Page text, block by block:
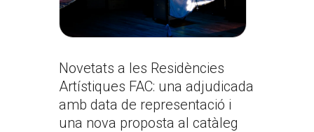
Novetats a les Residències
Artístiques FAC: una adjudicada
amb data de representació i
una nova proposta al catàleg